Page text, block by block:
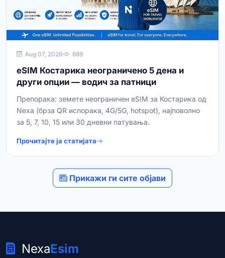
Aug 07, 2026 689
eSIM Костарика неограничено 5 дена и
други опции — водич за патници
Препорака: земете неограничен eSIM за Костарика од
Nexa (брза QR испорака, 4G/5G, hotspot), најповолно
за 5, 7, 10, 15 или 30 дневни патувања.
Прочитајте ја статијата
Прикажи ги сите објави
NexaEsim